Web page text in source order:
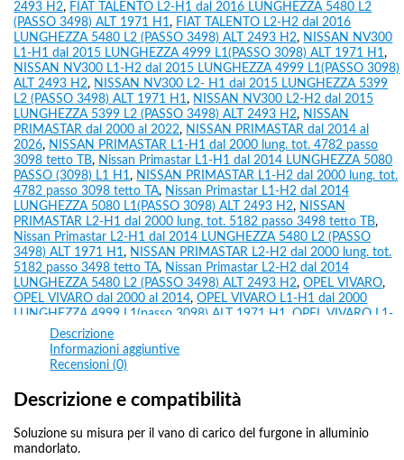
2493 H2, FIAT TALENTO L2-H1 dal 2016 LUNGHEZZA 5480 L2
(PASSO 3498) ALT 1971 H1, FIAT TALENTO L2-H2 dal 2016
LUNGHEZZA 5480 L2 (PASSO 3498) ALT 2493 H2, NISSAN NV300
L1-H1 dal 2015 LUNGHEZZA 4999 L1(PASSO 3098) ALT 1971 H1,
NISSAN NV300 L1-H2 dal 2015 LUNGHEZZA 4999 L1(PASSO 3098)
ALT 2493 H2, NISSAN NV300 L2- H1 dal 2015 LUNGHEZZA 5399
L2 (PASSO 3498) ALT 1971 H1, NISSAN NV300 L2-H2 dal 2015
LUNGHEZZA 5399 L2 (PASSO 3498) ALT 2493 H2, NISSAN
PRIMASTAR dal 2000 al 2022, NISSAN PRIMASTAR dal 2014 al
2026, NISSAN PRIMASTAR L1-H1 dal 2000 lung. tot. 4782 passo
3098 tetto TB, Nissan Primastar L1-H1 dal 2014 LUNGHEZZA 5080
PASSO (3098) L1 H1, NISSAN PRIMASTAR L1-H2 dal 2000 lung. tot.
4782 passo 3098 tetto TA, Nissan Primastar L1-H2 dal 2014
LUNGHEZZA 5080 L1(PASSO 3098) ALT 2493 H2, NISSAN
PRIMASTAR L2-H1 dal 2000 lung. tot. 5182 passo 3498 tetto TB,
Nissan Primastar L2-H1 dal 2014 LUNGHEZZA 5480 L2 (PASSO
3498) ALT 1971 H1, NISSAN PRIMASTAR L2-H2 dal 2000 lung. tot.
5182 passo 3498 tetto TA, Nissan Primastar L2-H2 dal 2014
LUNGHEZZA 5480 L2 (PASSO 3498) ALT 2493 H2,OPEL VIVARO,
OPEL VIVARO dal 2000 al 2014,OPEL VIVARO L1-H1 dal 2000
LUNGHEZZA 4999 L1(passo 3098) ALT 1971 H1
,OPEL VIVARO L1-
H1 dal 2014 LUNGHEZZA 4999 L1(PASSO 3098) ALT 1971 H1
VIVARO L1-H2 dal 2000 LUNGHEZZA 4999 L1(PASSO 3098) ALT
2493 H2,OPEL VIVARO L1-H2 dal 2014 LUNGHEZZA 4999
LUNGHEZZA 5399 L2(passo 3498) ALT 1971 H1
H1 dal 2014 LUNGHEZZA 5399 L2 (PASSO 3498) ALT 1971 H1
ALT 2493 H2,OPEL VIVARO L2-H2 dal 2014 LUNGHEZZA 5399 L2
(PASSO 3498) ALT 2493 H2
Descrizione
Informazioni aggiuntive
Recensioni (0)
Descrizione e compatibilità
Soluzione su misura per il vano di carico del furgone in alluminio
mandorlato.